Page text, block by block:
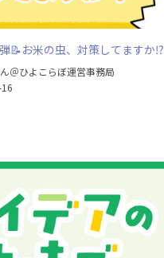
📝お米の虫、対策してますか⁉
＠ひよこらぼ運営事務局